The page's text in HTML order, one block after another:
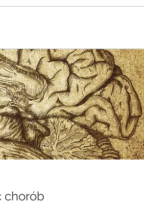
chorób